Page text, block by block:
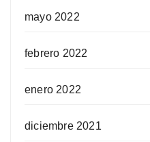
mayo 2022
febrero 2022
enero 2022
diciembre 2021